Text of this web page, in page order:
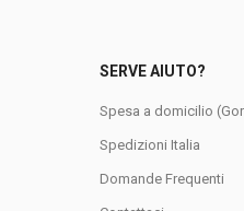
SERVE AIUTO?
Spesa a domicilio
Spedizioni Italia
Domande Frequenti